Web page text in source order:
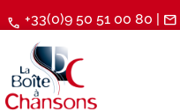
call +33(0)9 50 51 00 80 | mail